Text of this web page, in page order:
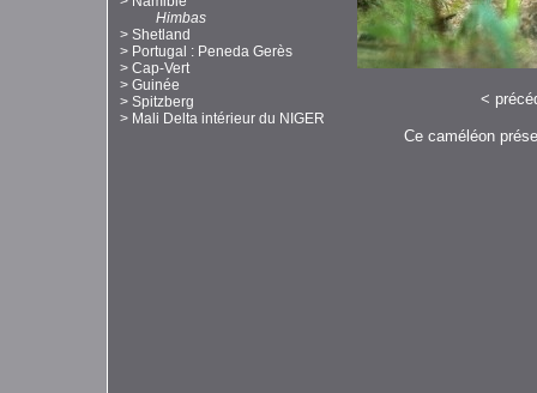
Himbas
> Shetland
> Portugal : Peneda Gerès
> Cap-Vert
> Guinée
> Spitzberg
> Mali Delta intérieur du NIGER
<
Ce caméléon